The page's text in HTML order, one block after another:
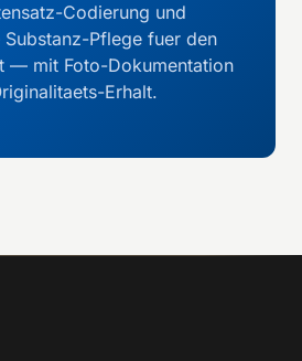
Codierung und
Pflege fuer den
— mit Foto-Dokumentation
Erhalt.